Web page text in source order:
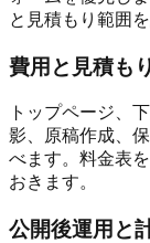
と見積もり範囲を
費用と見積も
トップページ、
影、原稿作成、
べます。料金表
おきます。
公開後運用と